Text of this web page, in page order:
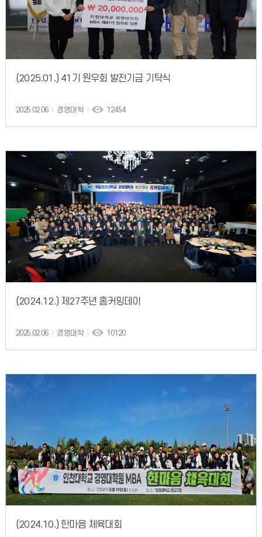
(2025.01.) 41기 원우회 발전기금 기탁식
2025.02.06 경영대학 12454
(2024.12.) 제27주년 홈커밍데이
2025.02.06 경영대학 10120
(2024.10.) 한마음 체육대회